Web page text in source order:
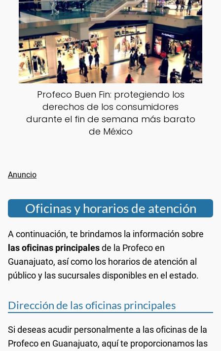
Profeco Buen Fin: protegiendo los
derechos de los consumidores
durante el fin de semana más barato
de México
Oficinas y horarios de atención
A continuación, te brindamos la información sobre
las oficinas principalesde la Profeco en
Guanajuato, así como los horarios de atención al
público y las sucursales disponibles en el estado.
Dirección de las oficinas principales
Si deseas acudir personalmente a las oficinas de la
Profeco en Guanajuato, aquí te proporcionamos las